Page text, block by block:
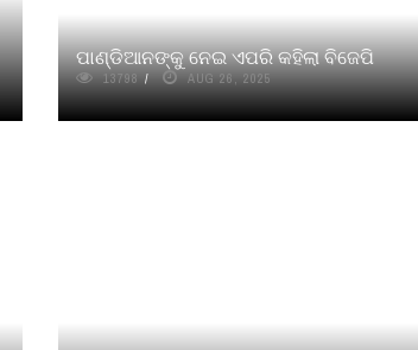
ପାଣ୍ଡିଆନଙ୍କୁ ନେଇ ଏପରି କହିଲା ବିଜେପି
13798 AUG 26, 2025